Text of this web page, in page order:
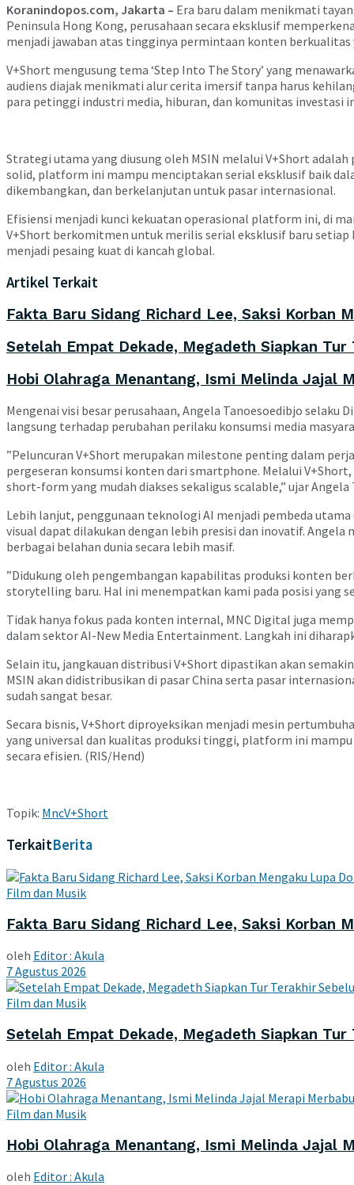
​Koranindopos.com, Jakarta – Era baru dalam menikmati
Peninsula Hong Kong, perusahaan secara eksklusif
menjadi jawaban atas tingginya permintaan konten
​V+Short mengusung tema ‘Step Into The Story’ yang
audiens diajak menikmati alur cerita imersif tanpa harus
para petinggi industri media, hiburan, dan komunitas investasi
​Strategi utama yang diusung oleh MSIN melalui V+Short
solid, platform ini mampu menciptakan serial eksklusif baik
dikembangkan, dan berkelanjutan untuk pasar internasional.
​Efisiensi menjadi kunci kekuatan operasional platform ini, di
V+Short berkomitmen untuk merilis serial eksklusif baru
menjadi pesaing kuat di kancah global.
Artikel Terkait
Fakta Baru Sidang Richard Lee, Saksi Korban
Setelah Empat Dekade, Megadeth Siapkan Tur
Hobi Olahraga Menantang, Ismi Melinda Jajal
​Mengenai visi besar perusahaan, Angela Tanoesoedibjo selaku
langsung terhadap perubahan perilaku konsumsi media
​”Peluncuran V+Short merupakan milestone penting dalam
pergeseran konsumsi konten dari smartphone. Melalui
short-form yang mudah diakses sekaligus scalable,” ujar Angela
​Lebih lanjut, penggunaan teknologi AI menjadi pembeda
visual dapat dilakukan dengan lebih presisi dan inovatif.
berbagai belahan dunia secara lebih masif.
​”Didukung oleh pengembangan kapabilitas produksi konten
storytelling baru. Hal ini menempatkan kami pada posisi yang
​Tidak hanya fokus pada konten internal, MNC Digital juga
dalam sektor AI-New Media Entertainment. Langkah ini
​Selain itu, jangkauan distribusi V+Short dipastikan akan
MSIN akan didistribusikan di pasar China serta pasar
sudah sangat besar.
​Secara bisnis, V+Short diproyeksikan menjadi mesin
yang universal dan kualitas produksi tinggi, platform ini
secara efisien. (RIS/Hend)
Topik: MncV+Short
TerkaitBerita
Film dan Musik
Fakta Baru Sidang Richard Lee, Saksi Korban
oleh Editor : Akula
7 Agustus 2026
Film dan Musik
Setelah Empat Dekade, Megadeth Siapkan Tur
oleh Editor : Akula
7 Agustus 2026
Film dan Musik
Hobi Olahraga Menantang, Ismi Melinda Jajal
oleh Editor : Akula